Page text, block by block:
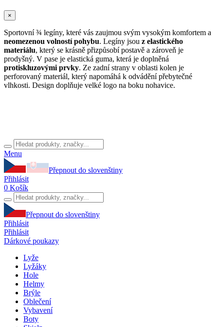
×
Sportovní ¾ legíny, které vás zaujmou svým vysokým komfortem a
neomezenou volností pohybu. Legíny jsou z elastického
materiálu, který se krásně přizpůsobí postavě a zároveň je
prodyšný. V pase je elastická guma, která je doplněná
protiskluzovými prvky. Ze zadní strany v oblasti kolen je
perforovaný materiál, který napomáhá k odvádění přebytečné
vlhkosti. Design doplňuje velké logo na boku nohavice.
Menu
Přepnout do slovenštiny
Přihlásit
0 Košík
Přepnout do slovenštiny
Přihlásit
Přihlásit
Dárkové poukazy
Lyže
Lyžáky
Hole
Helmy
Brýle
Oblečení
Vybavení
Boty